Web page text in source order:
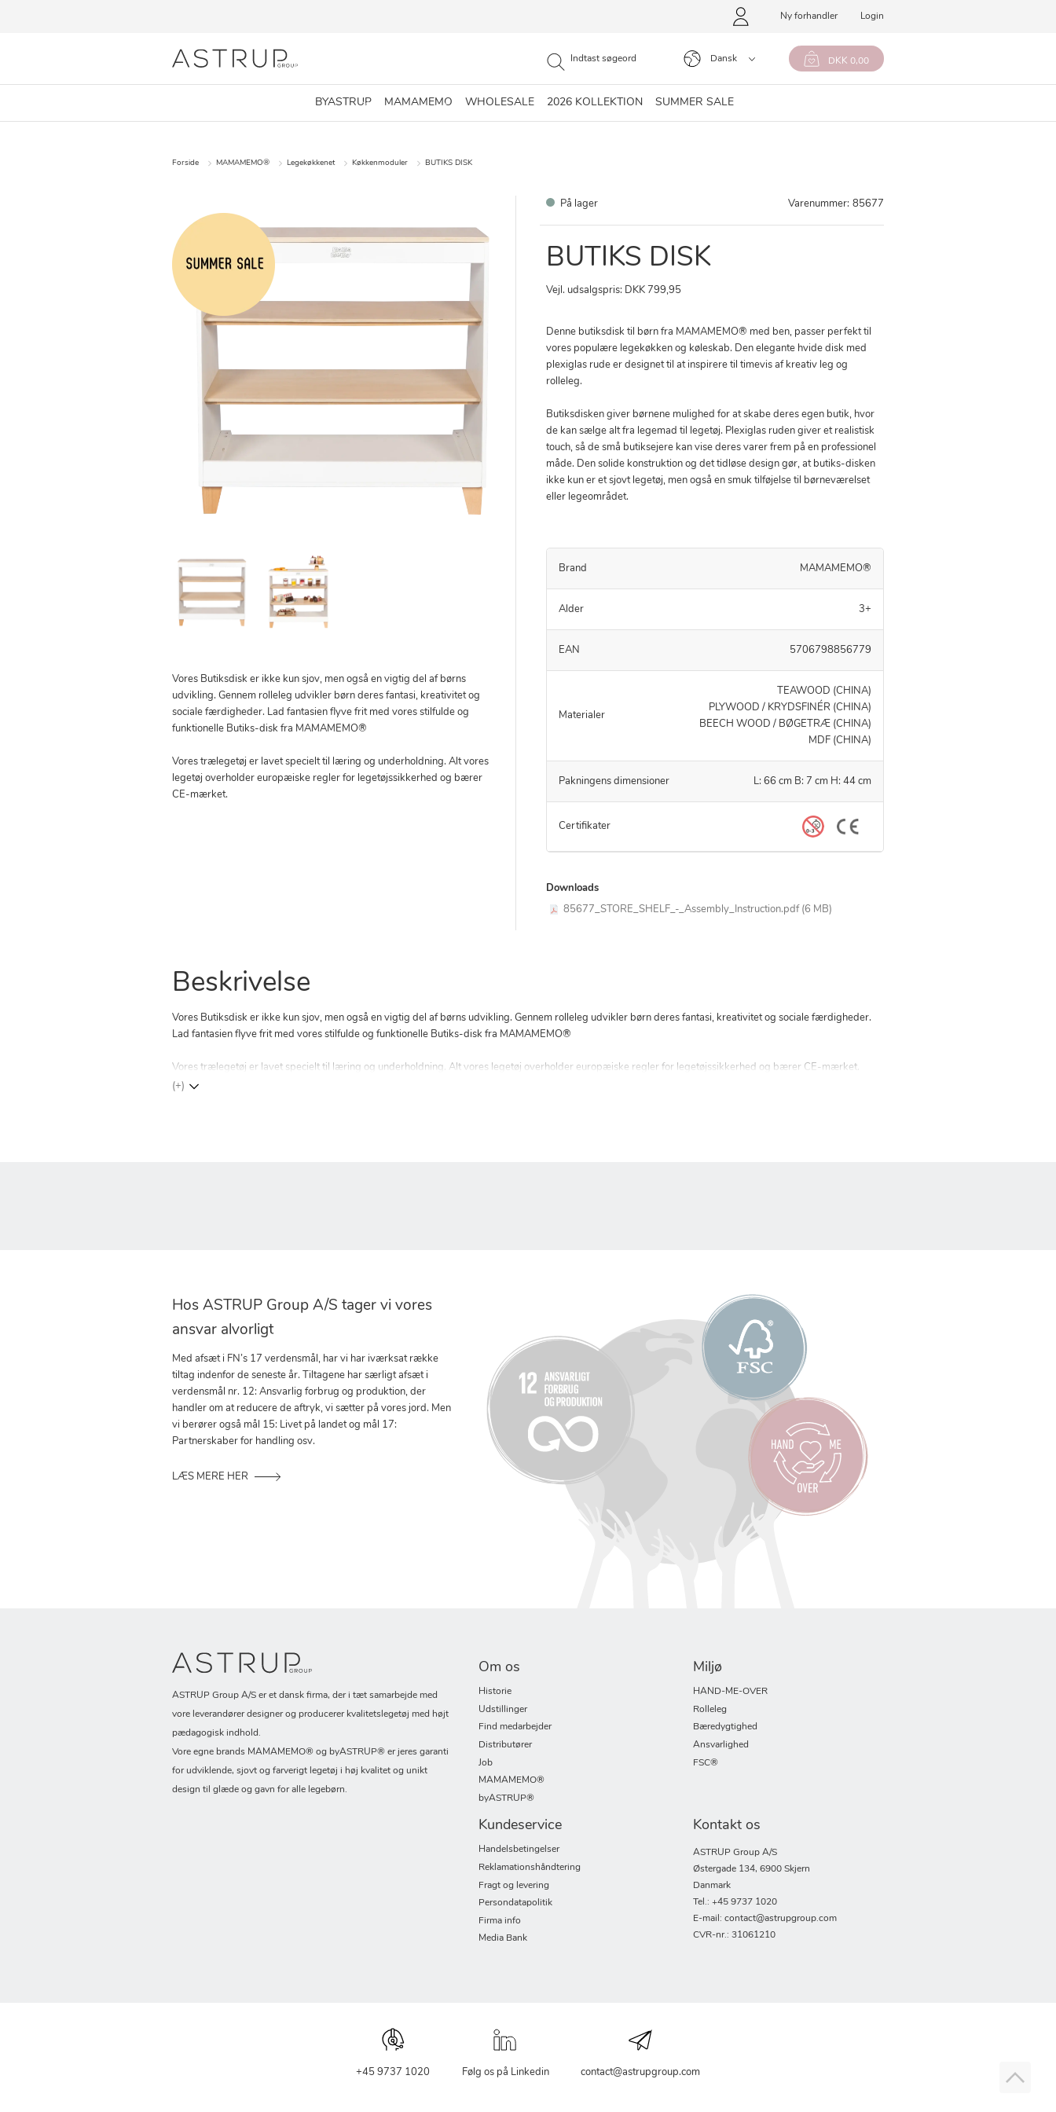
Ny forhandler Login
Dansk DKK 0,00
BYASTRUP MAMAMEMO WHOLESALE 2026 KOLLEKTION SUMMER SALE
Forside MAMAMEMO® Legekøkkenet Køkkenmoduler BUTIKS DISK
Vores Butiksdisk er ikke kun sjov, men også en vigtig del af børns
udvikling. Gennem rolleleg udvikler børn deres fantasi, kreativitet og
sociale færdigheder. Lad fantasien flyve frit med vores stilfulde og
funktionelle Butiks-disk fra MAMAMEMO®
Vores trælegetøj er lavet specielt til læring og underholdning. Alt vores
legetøj overholder europæiske regler for legetøjssikkerhed og bærer
CE-mærket.
På lager Varenummer: 85677
BUTIKS DISK
Vejl. udsalgspris: DKK 799,95
Denne butiksdisk til børn fra MAMAMEMO® med ben, passer perfekt til
vores populære legekøkken og køleskab. Den elegante hvide disk med
plexiglas rude er designet til at inspirere til timevis af kreativ leg og
rolleleg.
Butiksdisken giver børnene mulighed for at skabe deres egen butik, hvor
de kan sælge alt fra legemad til legetøj. Plexiglas ruden giver et realistisk
touch, så de små butiksejere kan vise deres varer frem på en professionel
måde. Den solide konstruktion og det tidløse design gør, at butiks-disken
ikke kun er et sjovt legetøj, men også en smuk tilføjelse til børneværelset
eller legeområdet.
Brand MAMAMEMO®
Alder 3+
EAN 5706798856779
Materialer
TEAWOOD (CHINA)
PLYWOOD / KRYDSFINÉR (CHINA)
BEECH WOOD / BØGETRÆ (CHINA)
MDF (CHINA)
Pakningens dimensioner L: 66 cm B: 7 cm H: 44 cm
Certifikater
Downloads
85677_STORE_SHELF_-_Assembly_Instruction.pdf (6 MB)
Beskrivelse
Vores Butiksdisk er ikke kun sjov, men også en vigtig del af børns udvikling. Gennem rolleleg udvikler børn deres fantasi, kreativitet og sociale færdigheder.
Lad fantasien flyve frit med vores stilfulde og funktionelle Butiks-disk fra MAMAMEMO®
Vores trælegetøj er lavet specielt til læring og underholdning. Alt vores legetøj overholder europæiske regler for legetøjssikkerhed og bærer CE-mærket.
(+)
Hos ASTRUP Group A/S tager vi vores
ansvar alvorligt
Med afsæt i FN’s 17 verdensmål, har vi har iværksat række
tiltag indenfor de seneste år. Tiltagene har særligt afsæt i
verdensmål nr. 12: Ansvarlig forbrug og produktion, der
handler om at reducere de aftryk, vi sætter på vores jord. Men
vi berører også mål 15: Livet på landet og mål 17:
Partnerskaber for handling osv.
LÆS MERE HER
ASTRUP Group A/S er et dansk firma, der i tæt samarbejde med
vore leverandører designer og producerer kvalitetslegetøj med højt
pædagogisk indhold.
Vore egne brands MAMAMEMO® og byASTRUP® er jeres garanti
for udviklende, sjovt og farverigt legetøj i høj kvalitet og unikt
design til glæde og gavn for alle legebørn.
Om os
Historie
Udstillinger
Find medarbejder
Distributører
Job
MAMAMEMO®
byASTRUP®
Miljø
HAND-ME-OVER
Rolleleg
Bæredygtighed
Ansvarlighed
FSC®
Kundeservice
Handelsbetingelser
Reklamationshåndtering
Fragt og levering
Persondatapolitik
Firma info
Media Bank
Kontakt os
ASTRUP Group A/S
Østergade 134, 6900 Skjern
Danmark
Tel.: +45 9737 1020
E-mail: contact@astrupgroup.com
CVR-nr.: 31061210
+45 9737 1020 Følg os på Linkedin contact@astrupgroup.com